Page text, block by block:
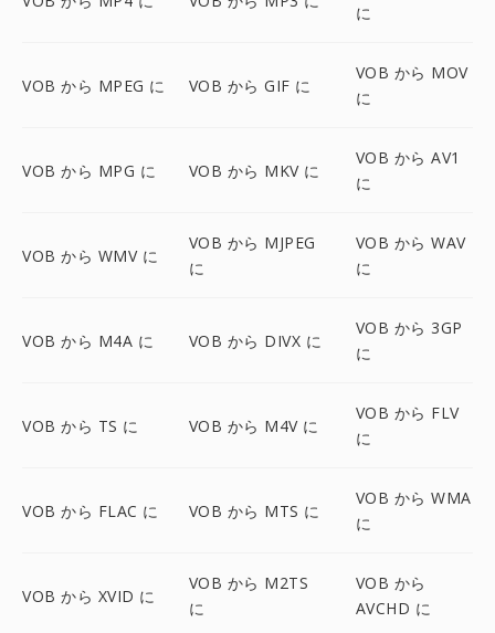
に
VOB から MPEG に VOB から GIF に
VOB から MOV
に
VOB から MPG に VOB から MKV に
VOB から AV1
に
VOB から WMV に
VOB から MJPEG
に
VOB から WAV
に
VOB から M4A に VOB から DIVX に
VOB から 3GP
に
VOB から TS に VOB から M4V に
VOB から FLV
に
VOB から FLAC に VOB から MTS に
VOB から WMA
に
VOB から XVID に
VOB から M2TS
に
VOB から
AVCHD に